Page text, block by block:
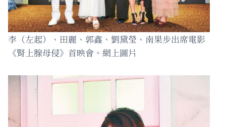
李（左起）、田麗、郭鑫、劉黛瑩、南果步出席電影
《腎上腺母侵》首映會。網上圖片